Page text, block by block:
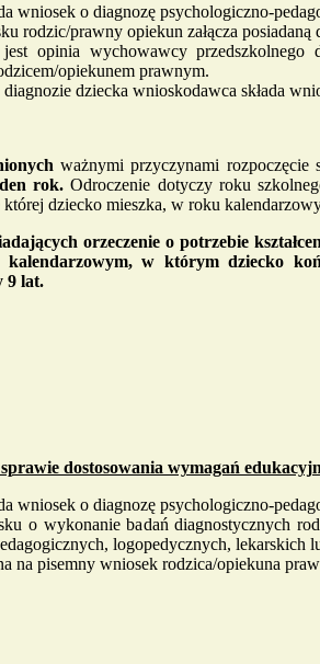
wniosek o diagnozę psychologiczno-
rodzic/prawny opiekun załącza
jest opinia wychowawcy przedszkolnego
opiekunem prawnym.
dziecka wnioskodawca składa
ważnymi przyczynami rozpoczęcie
rok.Odroczenie dotyczy roku
dziecko mieszka, w roku
orzeczenie o potrzebie
w którym dziecko
9 lat.
dostosowania wymagań
wniosek o diagnozę psychologiczno-
o wykonanie badań diagnostycznych
logopedycznych, lekarskich
na pisemny wniosek rodzica/opiekuna